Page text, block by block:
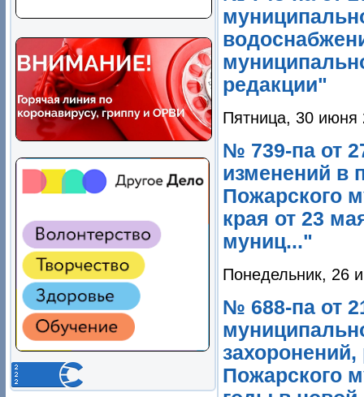
редакции"
Пятница, 30 июня
№ 739-па от
изменений в
Пожарского
края от 23
муниц..."
Понедельник, 26
№ 688-па от
Пожарского